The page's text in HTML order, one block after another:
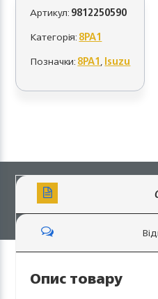
Артикул:9812250590
Категорія:8PA1
Позначки:8PA1,Isuzu
Опис товару